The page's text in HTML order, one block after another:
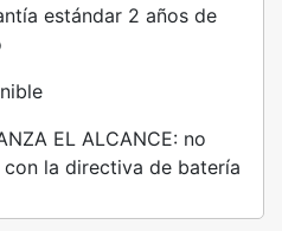
estándar 2 años de
EL ALCANCE: no
la directiva de batería